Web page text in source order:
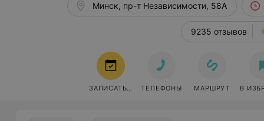
Минск, пр-т Независимости, 58А
9235 отзывов
ЗАПИСАТЬСЯ ТЕЛЕФОНЫ МАРШРУТ В